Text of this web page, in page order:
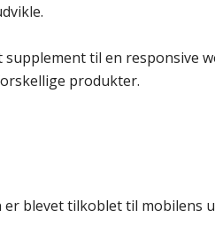
til en responsive
produkter.
er blevet tilkoblet til mobilens